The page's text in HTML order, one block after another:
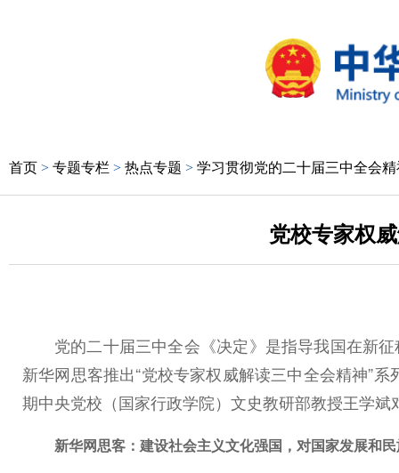
首页 > 专题专栏 > 热点专题 > 学习贯彻党的二十届三中全会精
党校专家权
党的二十届三中全会《决定》是指导我国在新
新华网思客推出“党校专家权威解读三中全会精神”
期中央党校（国家行政学院）文史教研部教授王学斌
新华网思客：建设社会主义文化强国，对国家发展和